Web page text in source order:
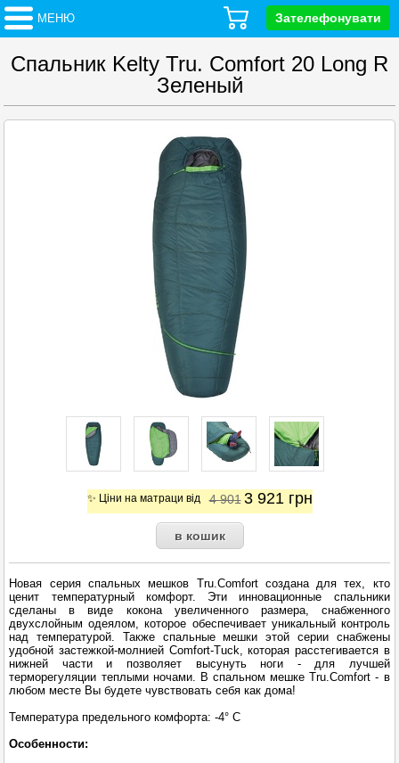
МЕНЮ Зателефонувати
Спальник Kelty Tru. Comfort 20 Long R
Зеленый
✨ Ціни на матраци від 4 901 3 921 грн
Новая серия спальных мешков Tru.Comfort создана для тех, кто
ценит температурный комфорт. Эти инновационные спальники
сделаны в виде кокона увеличенного размера, снабженного
двухслойным одеялом, которое обеспечивает уникальный контроль
над температурой. Также спальные мешки этой серии снабжены
удобной застежкой-молнией Comfort-Tuck, которая расстегивается в
нижней части и позволяет высунуть ноги - для лучшей
терморегуляции теплыми ночами. В спальном мешке Tru.Comfort - в
любом месте Вы будете чувствовать себя как дома!
Температура предельного комфорта: -4° C
Особенности: